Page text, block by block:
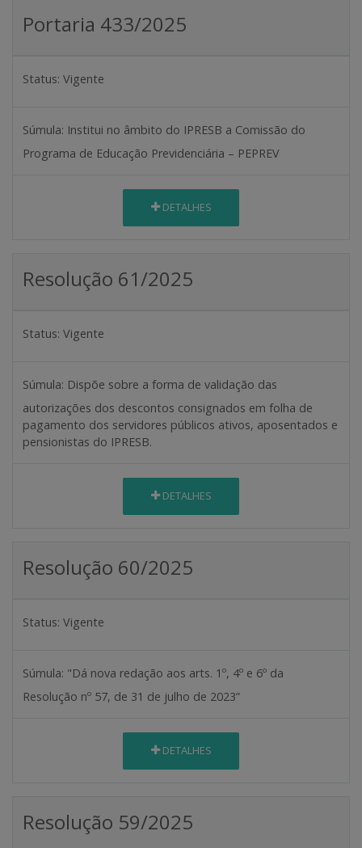
Portaria 433/2025
Status: Vigente
Súmula: Institui no âmbito do IPRESB a Comissão do
Programa de Educação Previdenciária – PEPREV
DETALHES
Resolução 61/2025
Status: Vigente
Súmula: Dispõe sobre a forma de validação das
autorizações dos descontos consignados em folha de
pagamento dos servidores públicos ativos, aposentados e
pensionistas do IPRESB.
DETALHES
Resolução 60/2025
Status: Vigente
Súmula: "Dá nova redação aos arts. 1º, 4º e 6º da
Resolução nº 57, de 31 de julho de 2023”
DETALHES
Resolução 59/2025